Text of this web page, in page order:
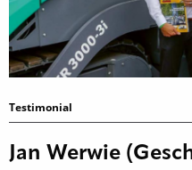
Testimonial
Jan Werwie